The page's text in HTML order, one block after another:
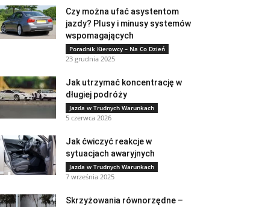
Czy można ufać asystentom
jazdy? Plusy i minusy systemów
wspomagających
Poradnik Kierowcy – Na Co Dzień
23 grudnia 2025
Jak utrzymać koncentrację w
długiej podróży
Jazda w Trudnych Warunkach
5 czerwca 2026
Jak ćwiczyć reakcje w
sytuacjach awaryjnych
Jazda w Trudnych Warunkach
7 września 2025
Skrzyżowania równorzędne –